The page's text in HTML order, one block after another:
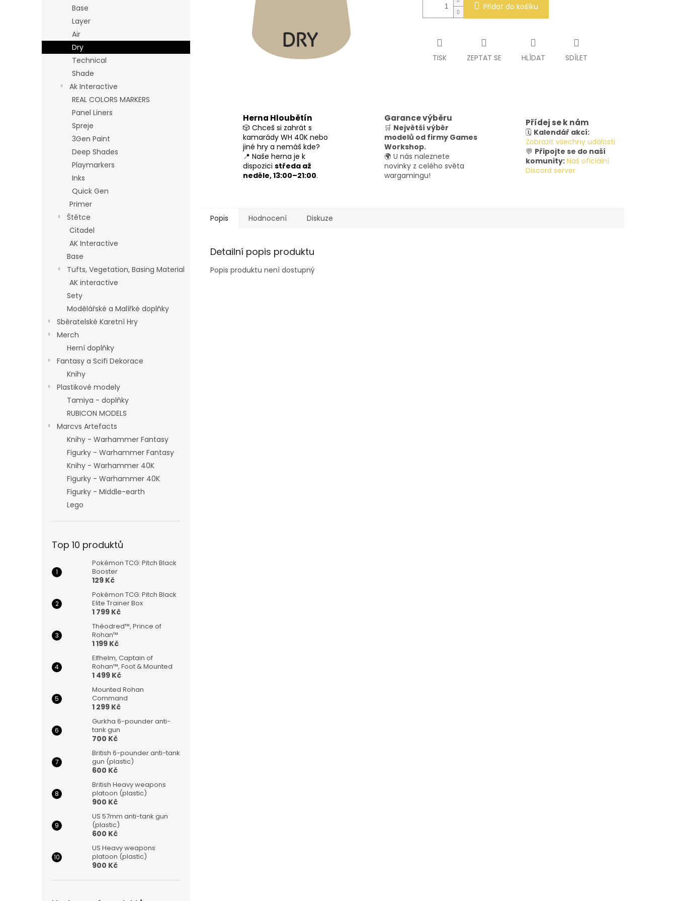
Base
Layer
Air
Dry
Technical
Shade
Ak Interactive
REAL COLORS MARKERS
Panel Liners
Spreje
3Gen Paint
Deep Shades
Playmarkers
Inks
Quick Gen
Primer
Štětce
Citadel
AK Interactive
Base
Tufts, Vegetation, Basing Material
AK interactive
Sety
Modělářské a Malířké doplňky
Sběratelské Karetní Hry
Merch
Herní doplňky
Fantasy a Scifi Dekorace
Knihy
Plastikové modely
Tamiya - doplňky
RUBICON MODELS
Marcvs Artefacts
Knihy - Warhammer Fantasy
Figurky - Warhammer Fantasy
Knihy - Warhammer 40K
Figurky - Warhammer 40K
Figurky - Middle-earth
Lego
Top 10 produktů
Pokémon TCG: Pitch Black
Booster
129 Kč
Pokémon TCG: Pitch Black
Elite Trainer Box
1 799 Kč
Théodred™, Prince of
Rohan™
1 199 Kč
Elfhelm, Captain of
Rohan™, Foot & Mounted
1 499 Kč
Mounted Rohan
Command
1 299 Kč
Gurkha 6-pounder anti-
tank gun
700 Kč
British 6-pounder anti-tank
gun (plastic)
600 Kč
British Heavy weapons
platoon (plastic)
900 Kč
US 57mm anti-tank gun
(plastic)
600 Kč
US Heavy weapons
platoon (plastic)
900 Kč
Přidat do košíku
TISK ZEPTAT SE HLÍDAT SDÍLET
Herna Hloubětín
🎲 Chceš si zahrát s
kamarády WH 40K nebo
jiné hry a nemáš kde?
📍 Naše herna je k
dispozici středa až
neděle, 13:00–21:00.
Garance výběru
🛒 Největší výběr
modelů od firmy Games
Workshop.
🌍 U nás naleznete
novinky z celého světa
wargamingu!
Přídej se k nám
🗓️ Kalendář akcí:
Zobrazit všechny události
💬 Připojte se do naší
komunity: Náš oficiální
Discord server
Popis Hodnocení Diskuze
Detailní popis produktu
Popis produktu není dostupný